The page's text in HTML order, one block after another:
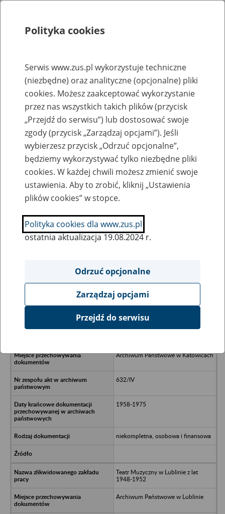
Rejestry, ewidencje i archiwa
Baza zlikwidowanych lub
przekształconych zakładów pracy
Nazwa zakładu pracy:
SZUKAJ
Ukryj wszystkie pozycje bazy
Spółka Wodna GOSTYŃ w Tychach
Archiwum Państwowe w Katowicach
632/IV
1958-1975
niekompletna, osobowa i finansowa
Teatr Muzyczny w Lublinie z lat
1948-1952
Archiwum Państwowe w Lublinie
Polityka cookies
Serwis www.zus.pl wykorzystuje techniczne
(niezbędne) oraz analityczne (opcjonalne) pliki
cookies. Możesz zaakceptować wykorzystanie
przez nas wszystkich takich plików (przycisk
„Przejdź do serwisu”) lub dostosować swoje
zgody (przycisk „Zarządzaj opcjami”). Jeśli
wybierzesz przycisk „Odrzuć opcjonalne”,
będziemy wykorzystywać tylko niezbędne pliki
cookies. W każdej chwili możesz zmienić swoje
ustawienia. Aby to zrobić, kliknij „Ustawienia
plików cookies” w stopce.
Polityka cookies dla www.zus.pl
ostatnia aktualizacja 19.08.2024 r.
Odrzuć opcjonalne
Zarządzaj opcjami
Przejdź do serwisu